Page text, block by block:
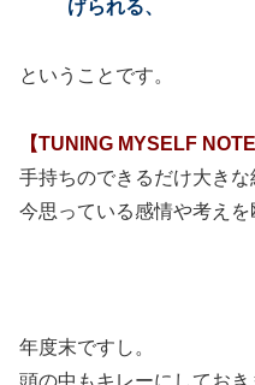
げられる、
ということです。
【TUNING MYSELF NOTE
手持ちのできるだけ大きな
今思っている感情や考えを
年度末ですし。